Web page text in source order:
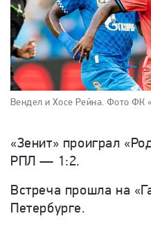
Вендел и Хосе Рейна. Фото ФК
«Зенит» проиграл
РПЛ — 1:2.
Встреча прошла на
Петербурге.